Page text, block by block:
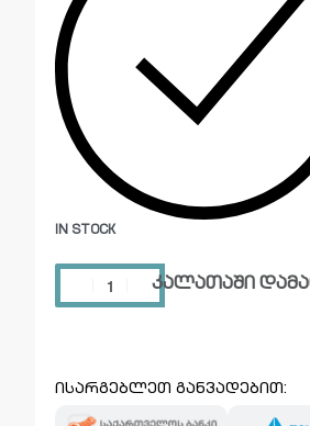
IN STOCK
კალათაში
ისარგებლეთ განვადებით: